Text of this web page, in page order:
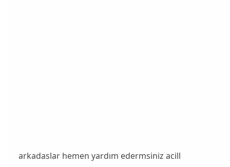
arkadaslar hemen yardım edermsiniz acill